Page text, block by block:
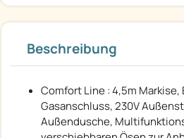
Beschreibung
Comfort Line : 4,5m Markise,
Gasanschluss, 230V
Außendusche,